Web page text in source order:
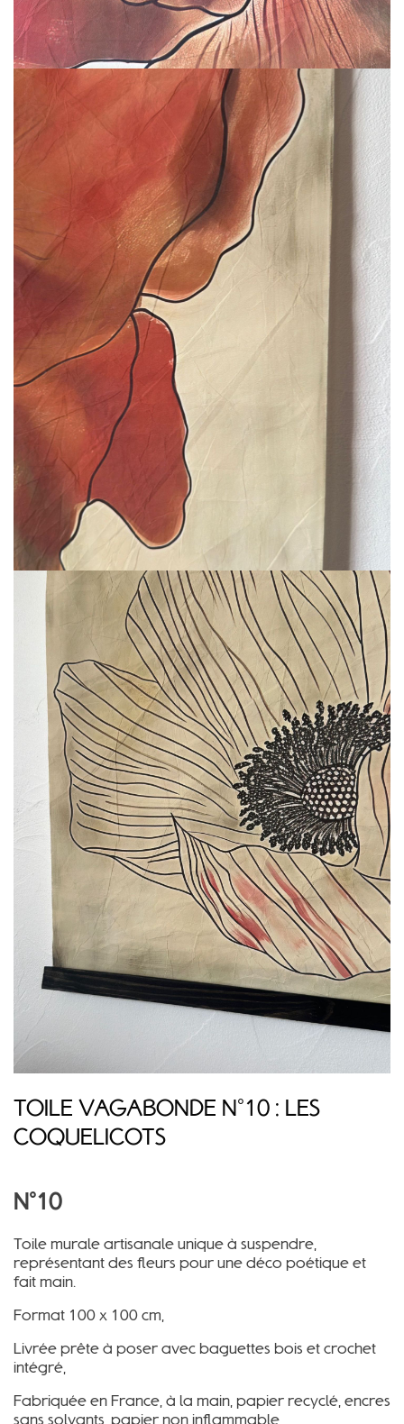
TOILE VAGABONDE N°10 : LES
COQUELICOTS
N°10
Toile murale artisanale unique à suspendre,
représentant des fleurs pour une déco poétique et
fait main.
Format 100 x 100 cm,
Livrée prête à poser avec baguettes bois et crochet
intégré,
Fabriquée en France, à la main, papier recyclé, encres
sans solvants, papier non inflammable